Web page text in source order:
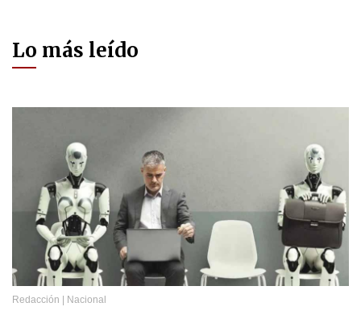
Lo más leído
Redacción | Nacional